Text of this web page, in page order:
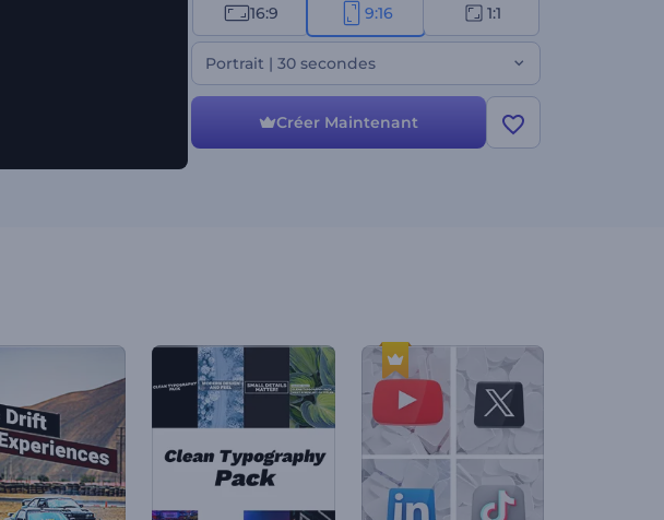
sophistication aux présentations, aux intros ou à
d'autres vidéos promotionnelles. Personnalisez-le
avec vos images, vos vidéos, votre texte, votre
musique de fond ou votre voix off pour refléter
votre style unique. Créez dès maintenant et faites
ressortir votre contenu !
16:9 9:16 1:1
Portrait | 30 secondes
Créer Maintenant